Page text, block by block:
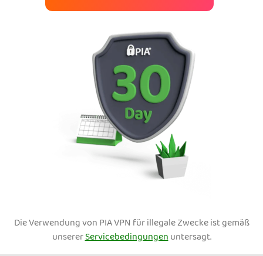
Die Verwendung von PIA VPN für illegale Zwecke ist gemäß
unsererServicebedingungenuntersagt.